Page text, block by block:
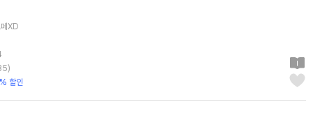
XD
)
할인